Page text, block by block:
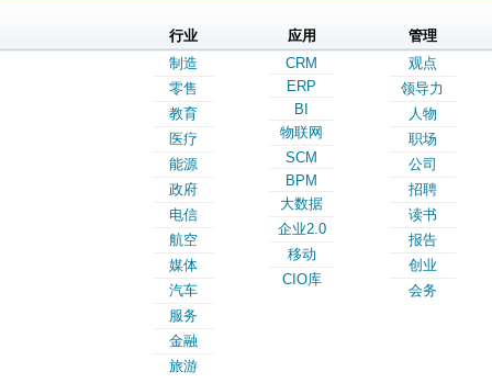
行业
制造
零售
教育
医疗
能源
政府
电信
航空
媒体
汽车
服务
金融
旅游
应用
CRM
ERP
BI
物联网
SCM
BPM
大数据
企业2.0
移动
CIO库
管理
观点
领导力
人物
职场
公司
招聘
读书
报告
创业
会务